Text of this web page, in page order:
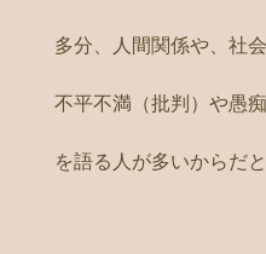
多分、人間関係や、社
不平不満（批判）や愚痴
を語る人が多いからだと